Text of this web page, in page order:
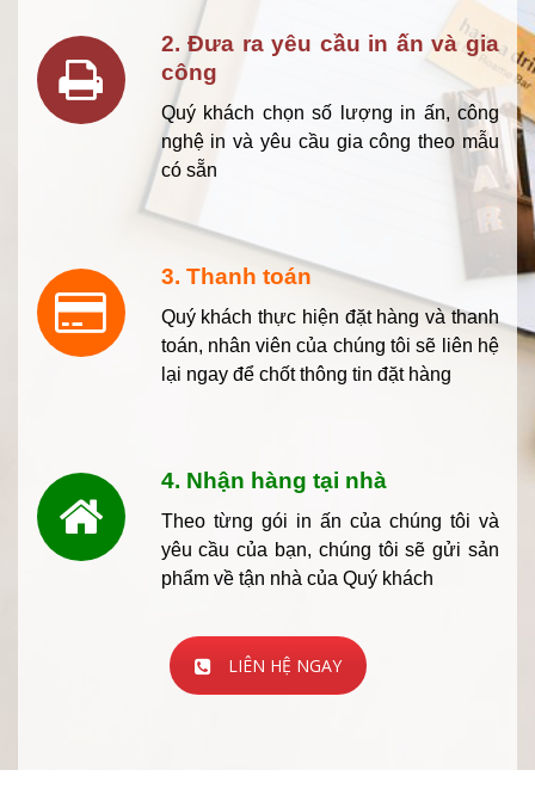
2. Đưa ra yêu cầu in ấn và gia
công
Quý khách chọn số lượng in ấn, công
nghệ in và yêu cầu gia công theo mẫu
có sẵn
3. Thanh toán
Quý khách thực hiện đặt hàng và thanh
toán, nhân viên của chúng tôi sẽ liên hệ
lại ngay để chốt thông tin đặt hàng
4. Nhận hàng tại nhà
Theo từng gói in ấn của chúng tôi và
yêu cầu của bạn, chúng tôi sẽ gửi sản
phẩm về tận nhà của Quý khách
LIÊN HỆ NGAY